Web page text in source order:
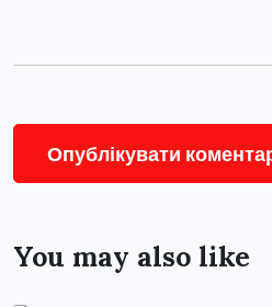
You may also like